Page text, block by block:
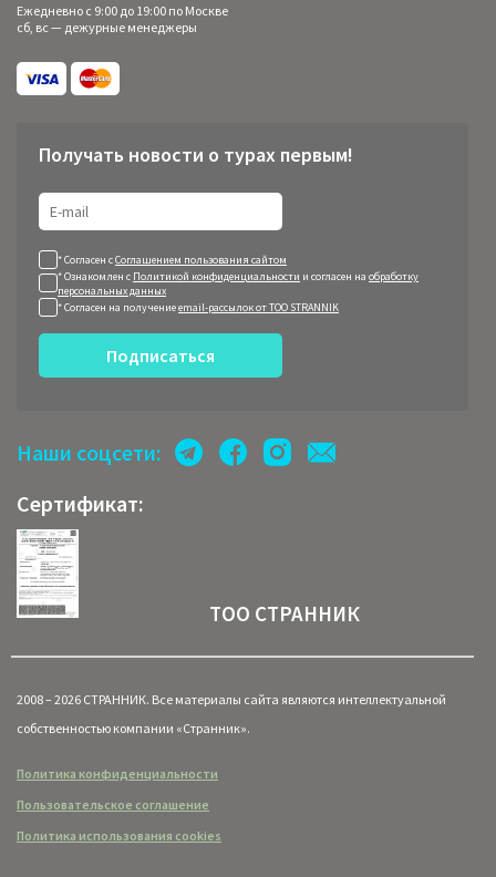
Ежедневно с 9:00 до 19:00 по Москве
сб, вс — дежурные менеджеры
Получать новости о турах первым!
* Согласен сСоглашением пользования сайтом
* Ознакомлен с Политикой конфиденциальности и согласен на обработку
персональных данных
* Согласен на получениеemail-рассылок от ТОО STRANNIK
Подписаться
Наши соцсети:
Сертификат:
ТОО СТРАННИК
2008 – 2026 СТРАННИК. Все материалы сайта являются интеллектуальной
собственностью компании «Странник».
Политика конфиденциальности
Пользовательское соглашение
Политика использования cookies